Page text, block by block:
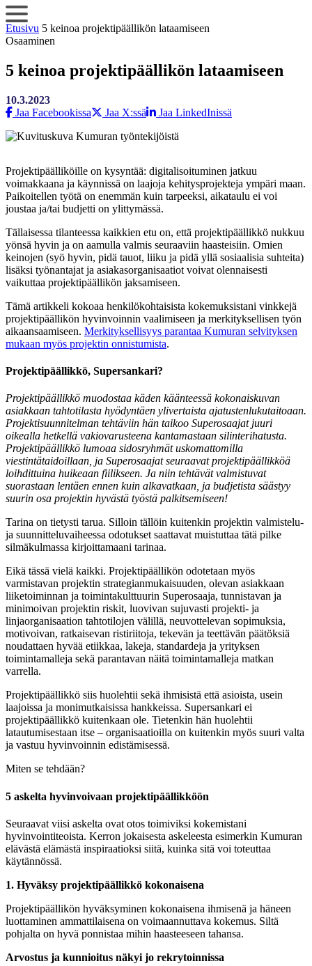
Siirry
sisältöön
Etusivu 5 keinoa projektipäällikön lataamiseen
Osaaminen
5 keinoa projektipäällikön lataamiseen
10.3.2023
Jaa Facebookissa
Jaa X:ssä Jaa LinkedInissä
Projektipäälliköille on kysyntää: digitalisoituminen jatkuu
voimakkaana ja käynnissä on laajoja kehitysprojekteja ympäri maan.
Paikoitellen työtä on enemmän kuin tarpeeksi, aikataulu ei voi
joustaa ja/tai budjetti on ylittymässä.
Tällaisessa tilanteessa kaikkien etu on, että projektipäällikkö nukkuu
yönsä hyvin ja on aamulla valmis seuraaviin haasteisiin. Omien
keinojen (syö hyvin, pidä tauot, liiku ja pidä yllä sosiaalisia suhteita)
lisäksi työnantajat ja asiakasorganisaatiot voivat olennaisesti
vaikuttaa projektipäällikön jaksamiseen.
Tämä artikkeli kokoaa henkilökohtaisista kokemuksistani vinkkejä
projektipäällikön hyvinvoinnin vaalimiseen ja merkityksellisen työn
aikaansaamiseen. Merkityksellisyys parantaa Kumuran selvityksen
mukaan myös projektin onnistumista.
Projektipäällikkö, Supersankari?
Projektipäällikkö muodostaa käden käänteessä kokonaiskuvan
asiakkaan tahtotilasta hyödyntäen ylivertaista ajatustenlukutaitoaan.
Projektisuunnitelman tehtäviin hän taikoo Superosaajat juuri
oikealla hetkellä vakiovarusteena kantamastaan silinterihatusta.
Projektipäällikkö lumoaa sidosryhmät uskomattomilla
viestintätaidoillaan, ja Superosaajat seuraavat projektipäällikköä
loihdittuina huikeaan fiilikseen. Ja niin tehtävät valmistuvat
suorastaan lentäen ennen kuin alkavatkaan, ja budjetista säästyy
suurin osa projektin hyvästä työstä palkitsemiseen!
Tarina on tietysti tarua. Silloin tällöin kuitenkin projektin valmistelu-
ja suunnitteluvaiheessa odotukset saattavat muistuttaa tätä pilke
silmäkulmassa kirjoittamaani tarinaa.
Eikä tässä vielä kaikki. Projektipäällikön odotetaan myös
varmistavan projektin strategianmukaisuuden, olevan asiakkaan
liiketoiminnan ja toimintakulttuurin Superosaaja, tunnistavan ja
minimoivan projektin riskit, luovivan sujuvasti projekti- ja
linjaorganisaation tahtotilojen välillä, neuvottelevan sopimuksia,
motivoivan, ratkaisevan ristiriitoja, tekevän ja teettävän päätöksiä
noudattaen hyvää etiikkaa, lakeja, standardeja ja yrityksen
toimintamalleja sekä parantavan näitä toimintamalleja matkan
varrella.
Projektipäällikkö siis huolehtii sekä ihmisistä että asioista, usein
laajoissa ja monimutkaisissa hankkeissa. Supersankari ei
projektipäällikkö kuitenkaan ole. Tietenkin hän huolehtii
latautumisestaan itse – organisaatioilla on kuitenkin myös suuri valta
ja vastuu hyvinvoinnin edistämisessä.
Miten se tehdään?
5 askelta hyvinvoivaan projektipäällikköön
Seuraavat viisi askelta ovat otos toimiviksi kokemistani
hyvinvointiteoista. Kerron jokaisesta askeleesta esimerkin Kumuran
elävästä elämästä inspiraatioksi siitä, kuinka sitä voi toteuttaa
käytännössä.
1. Hyväksy projektipäällikkö kokonaisena
Projektipäällikön hyväksyminen kokonaisena ihmisenä ja häneen
luottaminen ammattilaisena on voimaannuttava kokemus. Siltä
pohjalta on hyvä ponnistaa mihin haasteeseen tahansa.
Arvostus ja kunnioitus näkyi jo rekrytoinnissa